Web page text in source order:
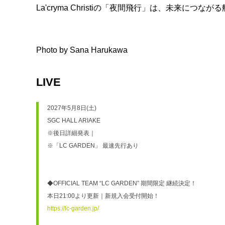
La'cryma Christiの「夜間飛行」は、未来につながる
Photo by Sana Harukawa
LIVE
2027年5月8日(土)
SGC HALL ARIAKE
※後日詳細発表｜
※「LC GARDEN」 最速先行あり
◆OFFICIAL TEAM “LC GARDEN” 期間限定 継続決定！
本日21:00より更新｜新規入会受付開始！
https://lc-garden.jp/